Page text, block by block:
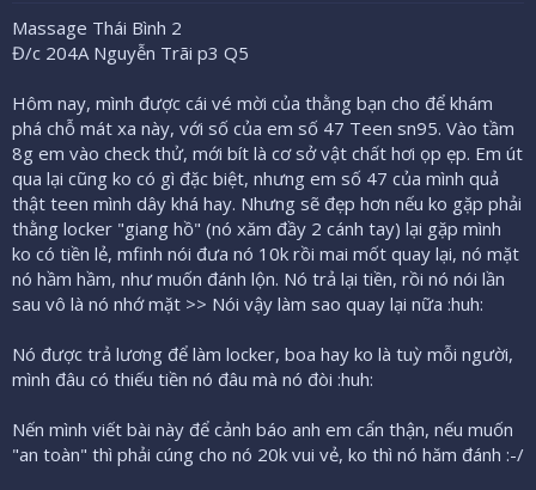
ầ
Massage Thái Bình 2
Đ/c 204A Nguyễn Trãi p3 Q5
Hôm nay, mình được cái vé mời của thằng bạn cho để khám
phá chỗ mát xa này, với số của em số 47 Teen sn95. Vào tầm
8g em vào check thử, mới bít là cơ sở vật chất hơi ọp ẹp. Em út
qua lại cũng ko có gì đặc biệt, nhưng em số 47 của mình quả
thật teen mình dây khá hay. Nhưng sẽ đẹp hơn nếu ko gặp phải
thằng locker "giang hồ" (nó xăm đầy 2 cánh tay) lại gặp mình
ko có tiền lẻ, mfinh nói đưa nó 10k rồi mai mốt quay lại, nó mặt
nó hầm hầm, như muốn đánh lộn. Nó trả lại tiền, rồi nó nói lần
sau vô là nó nhớ mặt >> Nói vậy làm sao quay lại nữa :huh:
Nó được trả lương để làm locker, boa hay ko là tuỳ mỗi người,
mình đâu có thiếu tiền nó đâu mà nó đòi :huh:
Nến mình viết bài này để cảnh báo anh em cẩn thận, nếu muốn
"an toàn" thì phải cúng cho nó 20k vui vẻ, ko thì nó hăm đánh :-/